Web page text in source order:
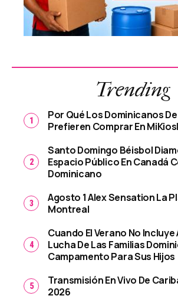
Trending
Por Qué Los Dominicanos
Prefieren Comprar En
Santo Domingo Béisbol
Espacio Público En Canadá
Dominicano
Agosto 1 Alex Sensation La
Montreal
Cuando El Verano No Incluye
Lucha De Las Familias
Campamento Para Sus Hijos
Transmisión En Vivo De
2026